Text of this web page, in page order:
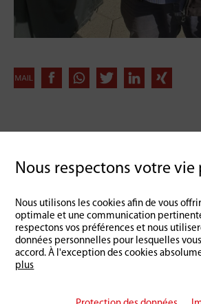
Nous respectons votre vie
Nous utilisons les cookies afin de vous
optimale et une communication
respectons vos préférences et nous
données personnelles pour lesquelles
accord. À l'exception des cookies
plus